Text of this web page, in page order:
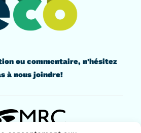
ou commentaire, n'hésitez
à nous joindre!